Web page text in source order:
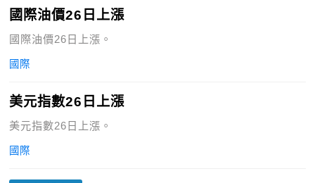
國際油價26日上漲
國際油價26日上漲。
國際
美元指數26日上漲
美元指數26日上漲。
國際